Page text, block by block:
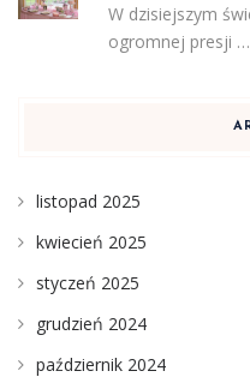
W dzisiejszym
ogromnej presji …
listopad 2025
kwiecień 2025
styczeń 2025
grudzień 2024
październik 2024